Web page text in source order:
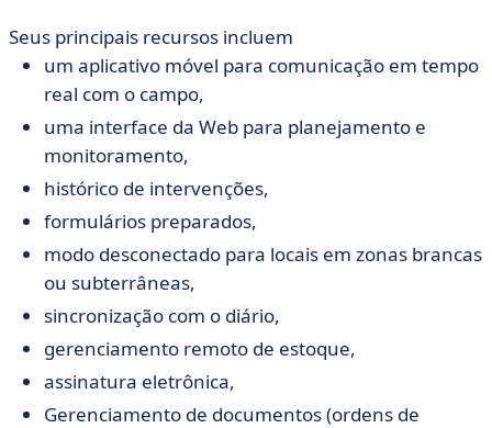
Seus principais recursos incluem
um aplicativo móvel para comunicação em tempo
real com o campo,
uma interface da Web para planejamento e
monitoramento,
histórico de intervenções,
formulários preparados,
modo desconectado para locais em zonas brancas
ou subterrâneas,
sincronização com o diário,
gerenciamento remoto de estoque,
assinatura eletrônica,
Gerenciamento de documentos (ordens de